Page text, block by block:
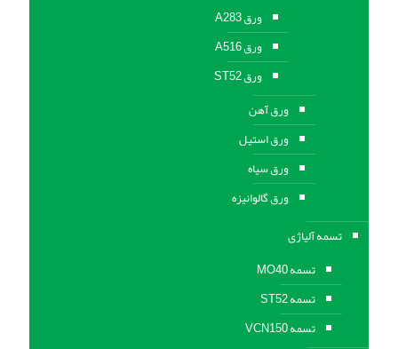
ورق A283
ورق A516
ورق ST52
ورق آهن
ورق استیل
ورق سیاه
ورق گالوانیزه
تسمه آلیاژی
تسمه MO40
تسمه ST52
تسمه VCN150